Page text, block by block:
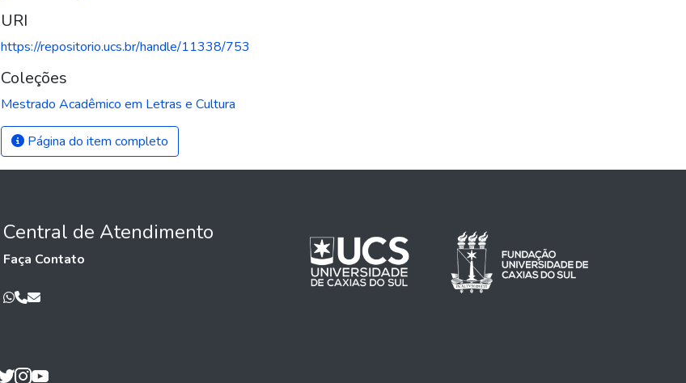
URI
https://repositorio.ucs.br/handle/11338/753
Coleções
Mestrado Acadêmico em Letras e Cultura
Página do item completo
Central de Atendimento
Faça Contato